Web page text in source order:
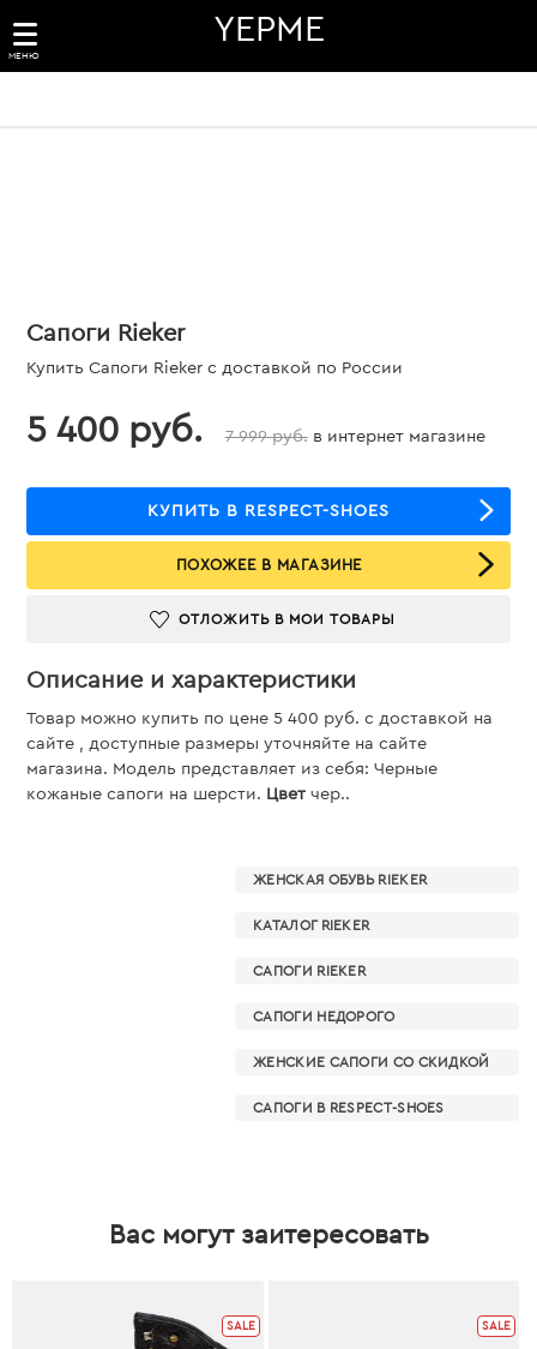
МЕНЮ
YEPME
Сапоги Rieker
Купить Сапоги Rieker с доставкой по России
5 400 руб. 7 999 руб. в интернет магазине
КУПИТЬ В RESPECT-SHOES
ПОХОЖЕЕ В МАГАЗИНЕ
ОТЛОЖИТЬ В МОИ ТОВАРЫ
Описание и характеристики
Товар можно купить по цене 5 400 руб. c доставкой на
сайте , доступные размеры уточняйте на сайте
магазина. Модель представляет из себя: Черные
кожаные сапоги на шерсти. Цвет чер..
ЖЕНСКАЯ ОБУВЬ RIEKER
КАТАЛОГ RIEKER
САПОГИ RIEKER
САПОГИ НЕДОРОГО
ЖЕНСКИЕ САПОГИ СО СКИДКОЙ
САПОГИ В RESPECT-SHOES
Вас могут заитересовать
SALE SALE